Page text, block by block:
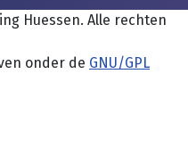
Huessen. Alle rechten
onder de GNU/GPL